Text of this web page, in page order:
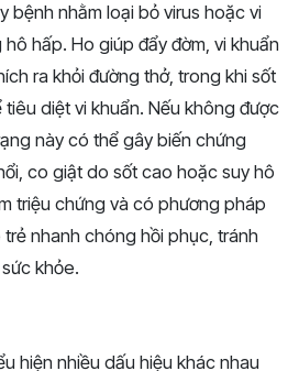
bệnh nhằm loại bỏ virus hoặc vi
hấp. Ho giúp đẩy đờm, vi khuẩn
ra khỏi đường thở, trong khi sốt
diệt vi khuẩn. Nếu không được
này có thể gây biến chứng
co giật do sốt cao hoặc suy hô
triệu chứng và có phương pháp
nhanh chóng hồi phục, tránh
khỏe.
hiện nhiều dấu hiệu khác nhau